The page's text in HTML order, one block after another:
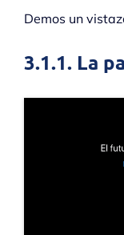
Demos un
3.1.1. La